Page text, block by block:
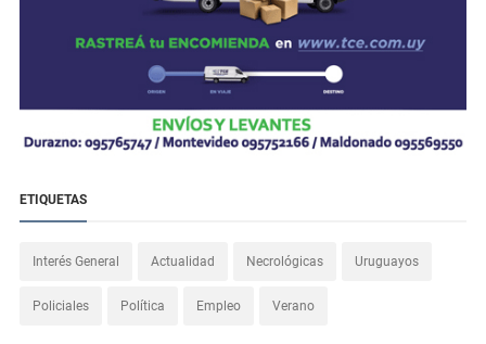
ETIQUETAS
Interés General Actualidad Necrológicas Uruguayos
Policiales Política Empleo Verano